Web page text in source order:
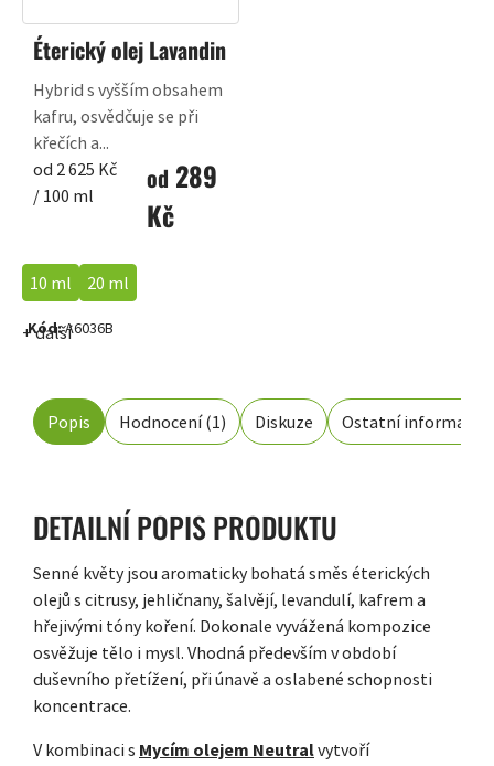
Éterický olej Lavandin
od 289
Kč
Měrná
cena:
od 2 625 Kč
/ 100 ml
Hybrid s vyšším obsahem
kafru, osvědčuje se při
křečích a...
10 ml 20 ml
+ další
Kód:A6036B
Popis Hodnocení (1) Diskuze Ostatní informace
DETAILNÍ POPIS PRODUKTU
Senné květy jsou aromaticky bohatá směs éterických
olejů s citrusy, jehličnany, šalvějí, levandulí, kafrem a
hřejivými tóny koření. Dokonale vyvážená kompozice
osvěžuje tělo i mysl. Vhodná především v období
duševního přetížení, při únavě a oslabené schopnosti
koncentrace.
V kombinaci s Mycím olejem Neutralvytvoří